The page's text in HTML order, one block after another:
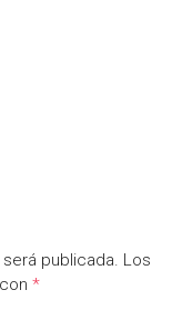
publicada. Los
*